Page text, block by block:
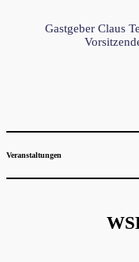
Gastgeber Claus
Veranstaltungen